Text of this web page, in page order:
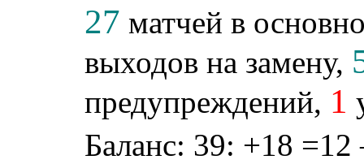
27 матчей в
выходов на замену,
предупреждений, 1
Баланс: 39: +18 =12